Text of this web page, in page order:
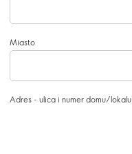
Miasto
Adres - ulica i numer domu/lokalu